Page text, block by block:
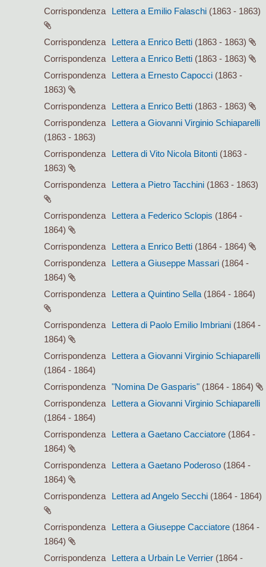
Corrispondenza
Lettera a Emilio Falaschi (1863 - 1863)
Corrispondenza Lettera a Enrico Betti (1863 - 1863)
Corrispondenza
Lettera a Enrico Betti (1863 - 1863)
Corrispondenza
Lettera a Ernesto Capocci (1863 -
1863)
Corrispondenza
Lettera a Enrico Betti (1863 - 1863)
Corrispondenza
Lettera a Giovanni Virginio Schiaparelli
(1863 - 1863)
Corrispondenza
Lettera di Vito Nicola Bitonti (1863 -
1863)
Corrispondenza
Lettera a Pietro Tacchini (1863 - 1863)
Corrispondenza Lettera a Federico Sclopis (1864 -
1864)
Corrispondenza
Lettera a Enrico Betti (1864 - 1864)
Corrispondenza
Lettera a Giuseppe Massari (1864 -
1864)
Corrispondenza
Lettera a Quintino Sella (1864 - 1864)
Corrispondenza Lettera di Paolo Emilio Imbriani (1864 -
1864)
Corrispondenza
Lettera a Giovanni Virginio Schiaparelli
(1864 - 1864)
Corrispondenza
"Nomina De Gasparis" (1864 - 1864)
Corrispondenza
Lettera a Giovanni Virginio Schiaparelli
(1864 - 1864)
Corrispondenza
Lettera a Gaetano Cacciatore (1864 -
1864)
Corrispondenza
Lettera a Gaetano Poderoso (1864 -
1864)
Corrispondenza
Lettera ad Angelo Secchi (1864 - 1864)
Corrispondenza Lettera a Giuseppe Cacciatore (1864 -
1864)
Corrispondenza
Lettera a Urbain Le Verrier (1864 -